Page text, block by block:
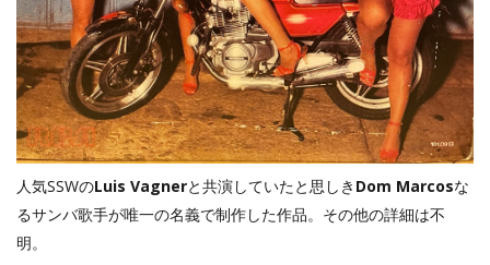
人気SSWのLuis Vagnerと共演していたと思しき Dom Marcosな
るサンバ歌手が唯一の名義で制作した作品。その他の詳細は不
明。